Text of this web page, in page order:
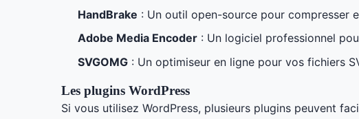
HandBrake : Un outil open-source pour compresser
Adobe Media Encoder : Un logiciel professionnel
SVGOMG : Un optimiseur en ligne pour vos fichiers
Les plugins WordPress
Si vous utilisez WordPress, plusieurs plugins peuvent